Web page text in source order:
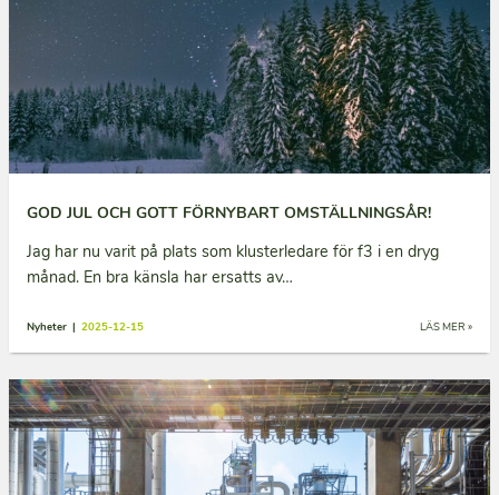
GOD JUL OCH GOTT FÖRNYBART OMSTÄLLNINGSÅR!
Jag har nu varit på plats som klusterledare för f3 i en dryg
månad. En bra känsla har ersatts av…
LÄS MER »
Nyheter | 2025-12-15